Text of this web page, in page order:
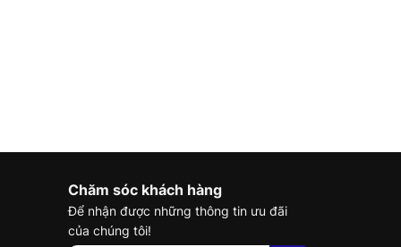
Chăm sóc khách hàng
Để nhận được những thông tin ưu đãi
của chúng tôi!